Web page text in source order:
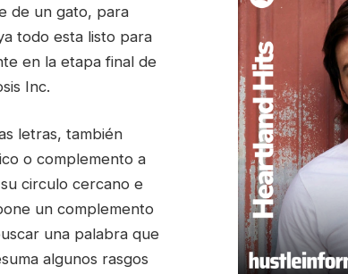
de un gato, para
todo esta listo para
en la etapa final de
Inc.
letras, también
o complemento a
circulo cercano e
un complemento
una palabra que
algunos rasgos